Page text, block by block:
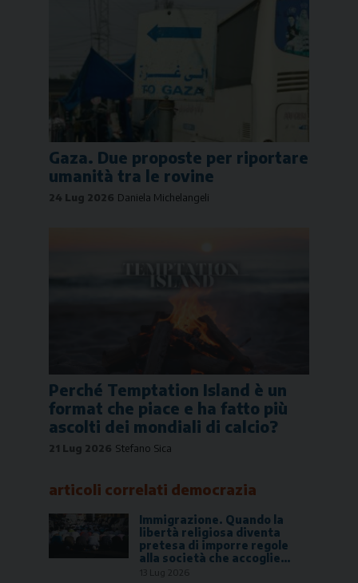
Gaza. Due proposte per riportare
umanità tra le rovine
24 Lug 2026 Daniela Michelangeli
Perché Temptation Island è un
format che piace e ha fatto più
ascolti dei mondiali di calcio?
21 Lug 2026 Stefano Sica
articoli correlati democrazia
Immigrazione. Quando la
libertà religiosa diventa
pretesa di imporre regole
alla società che accoglie…
13 Lug 2026